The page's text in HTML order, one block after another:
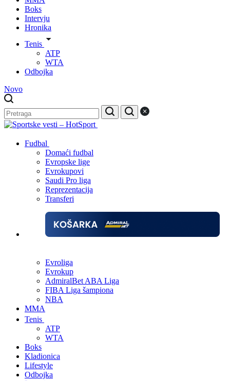
Boks
Intervju
Hronika
Tenis
ATP
WTA
Odbojka
Novo
Fudbal
Domaći fudbal
Evropske lige
Evrokupovi
Saudi Pro liga
Reprezentacija
Transferi
Evroliga
Evrokup
AdmiralBet ABA Liga
FIBA Liga šampiona
NBA
MMA
Tenis
ATP
WTA
Boks
Kladionica
Lifestyle
Odbojka